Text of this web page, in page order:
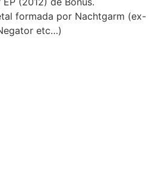
formada por Nachtgarm (ex-
etc…)